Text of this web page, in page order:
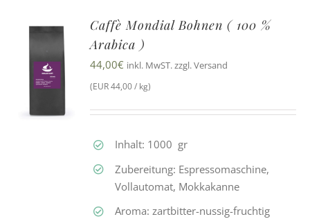
Caffè Mondial Bohnen ( 100 %
Arabica )
44,00€ inkl. MwST. zzgl. Versand
(EUR 44,00 / kg)
Inhalt: 1000 gr
Zubereitung: Espressomaschine,
Vollautomat, Mokkakanne
Aroma: zartbitter-nussig-fruchtig